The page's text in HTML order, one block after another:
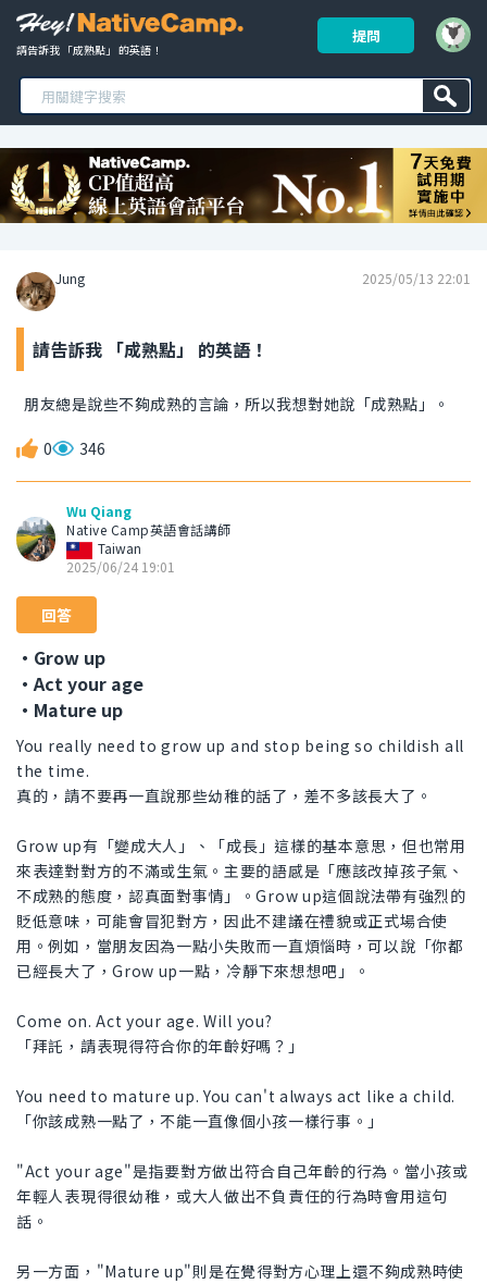
請告訴我 「成熟點」 的英語！
提問
Jung 2025/05/13 22:01
請告訴我 「成熟點」 的英語！
朋友總是說些不夠成熟的言論，所以我想對她說「成熟點」。
0 346
Wu Qiang
Native Camp英語會話講師
Taiwan
2025/06/24 19:01
回答
・Grow up
・Act your age
・Mature up
You really need to grow up and stop being so childish all
the time.
真的，請不要再一直說那些幼稚的話了，差不多該長大了。
Grow up有「變成大人」、「成長」這樣的基本意思，但也常用
來表達對對方的不滿或生氣。主要的語感是「應該改掉孩子氣、
不成熟的態度，認真面對事情」。Grow up這個說法帶有強烈的
貶低意味，可能會冒犯對方，因此不建議在禮貌或正式場合使
用。例如，當朋友因為一點小失敗而一直煩惱時，可以說「你都
已經長大了，Grow up一點，冷靜下來想想吧」。
Come on. Act your age. Will you?
「拜託，請表現得符合你的年齡好嗎？」
You need to mature up. You can't always act like a child.
「你該成熟一點了，不能一直像個小孩一樣行事。」
"Act your age"是指要對方做出符合自己年齡的行為。當小孩或
年輕人表現得很幼稚，或大人做出不負責任的行為時會用這句
話。
另一方面，"Mature up"則是在覺得對方心理上還不夠成熟時使